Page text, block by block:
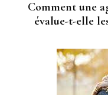
Comment une
évalue-t-elle